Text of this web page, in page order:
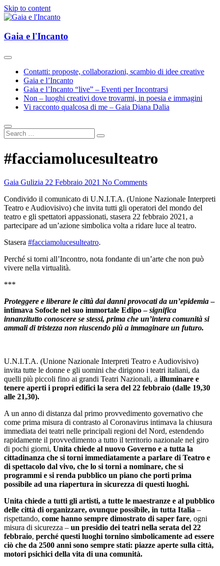
Skip to content
Gaia e l'Incanto
Gaia e l'Incanto
Contatti: proposte, collaborazioni, scambio di idee creative
Gaia e l’Incanto
Gaia e l’Incanto “live” – Eventi per Incontrarsi
Non – luoghi creativi dove trovarmi, in poesia e immagini
Vi racconto qualcosa di me – Gaia Diana Dalia
#facciamolucesulteatro
Gaia Gulizia 22 Febbraio 2021 No Comments
Condivido il comunicato di U.N.I.T.A. (Unione Nazionale Interpreti
Teatro e Audiovisivo) che invita tutti gli operatori del mondo del
teatro e gli spettatori appassionati, stasera 22 febbraio 2021, a
partecipare ad un’azione simbolica volta a ridare luce al teatro.
Stasera #facciamolucesulteatro.
Perché si torni all’Incontro, nota fondante di un’arte che non può
vivere nella virtualità.
***
Proteggere e liberare le città dai danni provocati da un’epidemia–
intimava Sofocle nel suo immortale Edipo –significa
innanzitutto conoscere se stessi, prima che un’intera comunità si
ammali di tristezza non riuscendo più a immaginare un futuro.
U.N.I.T.A. (Unione Nazionale Interpreti Teatro e Audiovisivo)
invita tutte le donne e gli uomini che dirigono i teatri italiani, da
quelli più piccoli fino ai grandi Teatri Nazionali, a illuminare e
tenere aperti i propri edifici la sera del 22 febbraio (dalle 19,30
alle 21,30).
A un anno di distanza dal primo provvedimento governativo che
come prima misura di contrasto al Coronavirus intimava la chiusura
immediata dei teatri nelle principali regioni del Nord, estendendo
rapidamente il provvedimento a tutto il territorio nazionale nel giro
di pochi giorni, Unita chiede al nuovo Governo e a tutta la
cittadinanza che si torni immediatamente a parlare di Teatro e
di spettacolo dal vivo, che lo si torni a nominare, che si
programmi e si renda pubblico un piano che porti prima
possibile ad una riapertura in sicurezza di questi luoghi.
Unita chiede a tutti gli artisti, a tutte le maestranze e al pubblico
delle città di organizzare, ovunque possibile, in tutta Italia –
rispettando, come hanno sempre dimostrato di saper fare, ogni
misura di sicurezza – un presidio dei teatri nella serata del 22
febbraio, perché questi luoghi tornino simbolicamente ad essere
ciò che da 2500 anni sono sempre stati: piazze aperte sulla città,
motori psichici della vita di una comunità.